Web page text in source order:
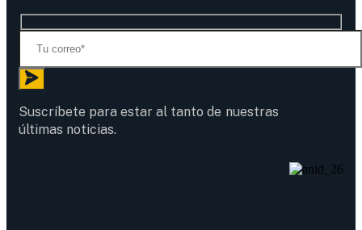
Suscríbete para estar al tanto de nuestras
últimas noticias.